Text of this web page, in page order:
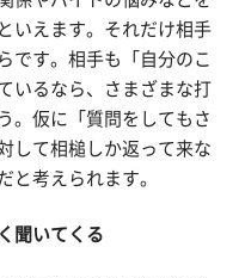
いえます。それだけ相手
です。相手も「自分のこ
いるなら、さまざまな打
。仮に「質問をしてもさ
して相槌しか返って来な
と考えられます。
聞いてくる